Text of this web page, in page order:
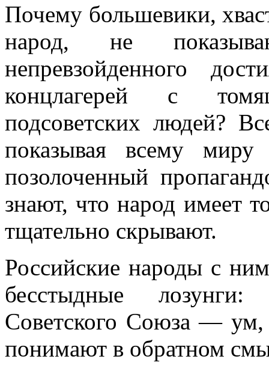
Почему большевики,
народ, не
непревзойденного
концлагерей с
подсоветских людей?
показывая всему миру
позолоченный
знают, что народ имеет
тщательно скрывают.
Российские народы с
бесстыдные ло­зунги:
Советского Союза — ум,
понимают в обратном